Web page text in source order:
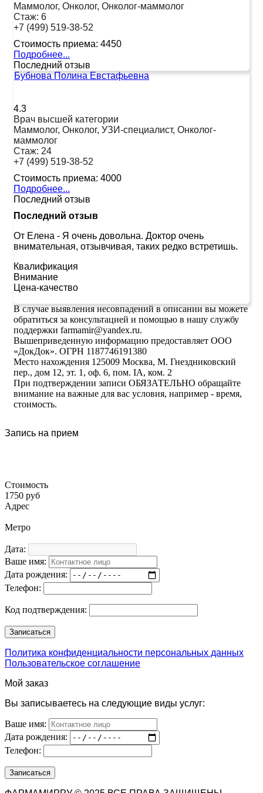
Маммолог, Онколог, Онколог-маммолог
Стаж: 6
+7 (499) 519-38-52
Стоимость приема: 4450
Подробнее...
Последний отзыв
Бубнова Полина Евстафьевна
4.3
Врач высшей категории
Маммолог, Онколог, УЗИ-специалист, Онколог-
маммолог
Стаж: 24
+7 (499) 519-38-52
Стоимость приема: 4000
Подробнее...
Последний отзыв
Последний отзыв
От Елена - Я очень довольна. Доктор очень
внимательная, отзывчивая, таких редко встретишь.
Квалификация
Внимание
Цена-качество
В случае выявления несовпадений в описании вы можете
обратиться за консультацией и помощью в нашу службу
поддержки farmamir@yandex.ru.
Вышеприведенную информацию предоставляет ООО
«ДокДок». ОГРН 1187746191380
Место нахождения 125009 Москва, М. Гнездниковский
пер., дом 12, эт. 1, оф. 6, пом. IA, ком. 2
При подтверждении записи ОБЯЗАТЕЛЬНО обращайте
внимание на важные для вас условия, например - время,
стоимость.
Запись на прием
Стоимость
1750 руб
Адрес
Метро
Дата:
Ваше имя:
Дата рождения:
Телефон:
Код подтверждения:
Политика конфиденциальности персональных данных
Пользовательское соглашение
Мой заказ
Вы записываетесь на следующие виды услуг:
Ваше имя:
Дата рождения:
Телефон: